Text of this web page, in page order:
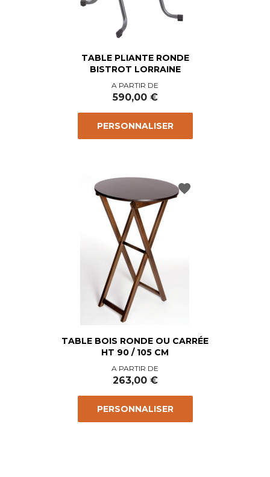
TABLE PLIANTE RONDE
BISTROT LORRAINE
Prix
A PARTIR DE
590,00 €
PERSONNALISER
TABLE BOIS RONDE OU CARRÉE
HT 90 / 105 CM
Prix
A PARTIR DE
263,00 €
PERSONNALISER
favorite